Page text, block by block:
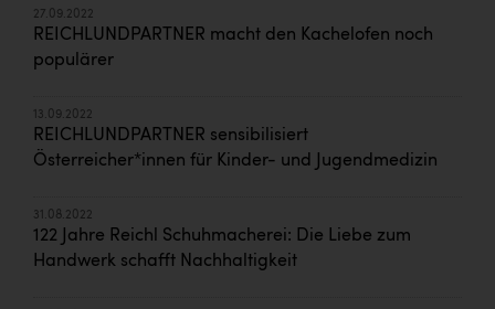
27.09.2022
REICHLUNDPARTNER macht den Kachelofen noch
populärer
13.09.2022
REICHLUNDPARTNER sensibilisiert
Österreicher*innen für Kinder- und Jugendmedizin
31.08.2022
122 Jahre Reichl Schuhmacherei: Die Liebe zum
Handwerk schafft Nachhaltigkeit